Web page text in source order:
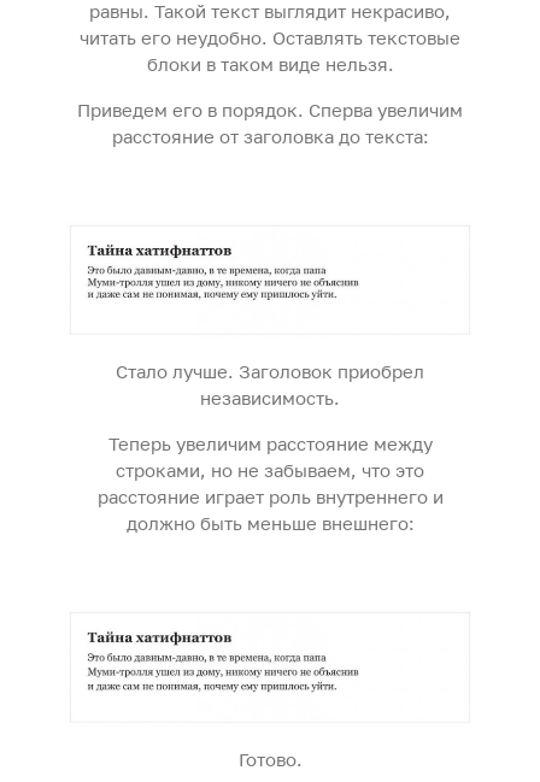
равны. Такой текст выглядит некрасиво,
читать его неудобно. Оставлять текстовые
блоки в таком виде нельзя.
Приведем его в порядок. Сперва увеличим
расстояние от заголовка до текста:
Стало лучше. Заголовок приобрел
независимость.
Теперь увеличим расстояние между
строками, но не забываем, что это
расстояние играет роль внутреннего и
должно быть меньше внешнего:
Готово.